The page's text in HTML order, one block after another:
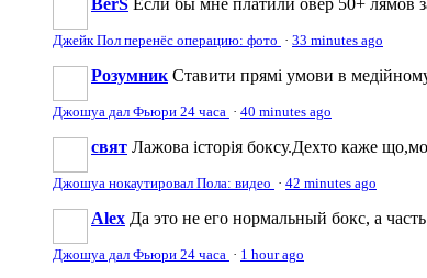
Джейк Пол перенёс операцию: фото · 33 minutes ago
Розумник Ставити прямі умови в
Джошуа дал Фьюри 24 часа · 40 minutes ago
свят Лажова історія боксу.Дехто каже
Джошуа нокаутировал Пола: видео · 42 minutes ago
Аlеx Да это не его нормальный бокс, а
Джошуа дал Фьюри 24 часа · 1 hour ago